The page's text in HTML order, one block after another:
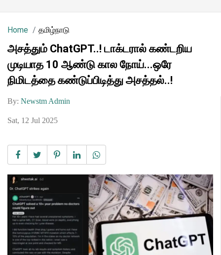
Home தமிழ்நாடு
அசத்தும் ChatGPT..! டாக்டரால் கண்டறிய
முடியாத 10 ஆண்டு கால நோய்...ஒரே
நிமிடத்தை கண்டுப்பிடித்து அசத்தல்..!
By: Newstm Admin
Sat, 12 Jul 2025